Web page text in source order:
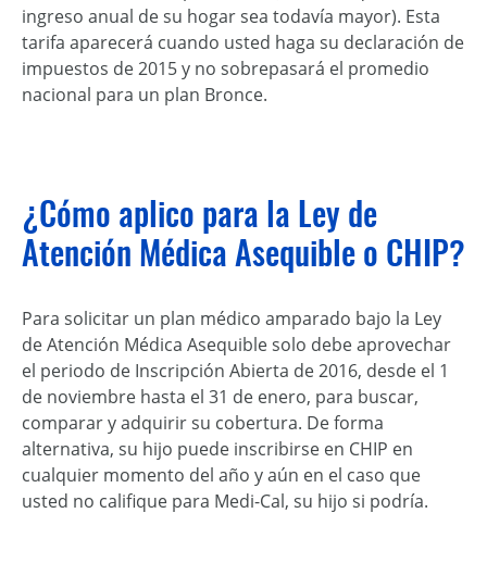
ingreso anual de su hogar sea todavía mayor). Esta
tarifa aparecerá cuando usted haga su declaración de
impuestos de 2015 y no sobrepasará el promedio
nacional para un plan Bronce.
¿Cómo aplico para la Ley de
Atención Médica Asequible o CHIP?
Para solicitar un plan médico amparado bajo la Ley
de Atención Médica Asequible solo debe aprovechar
el periodo de Inscripción Abierta de 2016, desde el 1
de noviembre hasta el 31 de enero, para buscar,
comparar y adquirir su cobertura. De forma
alternativa, su hijo puede inscribirse en CHIP en
cualquier momento del año y aún en el caso que
usted no califique para Medi-Cal, su hijo si podría.